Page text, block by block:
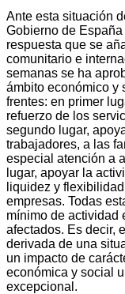
Ante esta situación
Gobierno de
respuesta que se
comunitario e
semanas se ha
ámbito económico y
frentes: en primer
refuerzo de los
segundo lugar,
trabajadores, a las
especial atención a
lugar, apoyar la
liquidez y
empresas. Todas
mínimo de actividad
afectados. Es decir,
derivada de una
un impacto de
económica y social
excepcional.